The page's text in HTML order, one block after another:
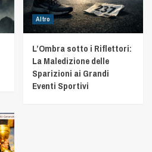
Altro
L’Ombra sotto i Riflettori:
La Maledizione delle
Sparizioni ai Grandi
Eventi Sportivi